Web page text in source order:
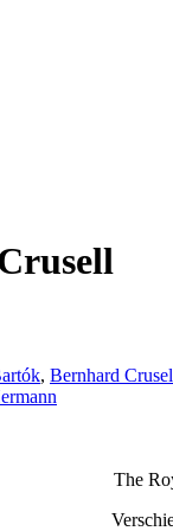
, Bernhard
The